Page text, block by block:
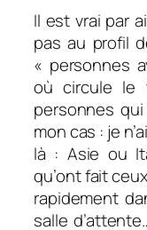
Il est vrai par
pas au profil
« personnes
où circule le
personnes
mon cas : je
là : Asie ou
qu’ont fait
rapidement
salle